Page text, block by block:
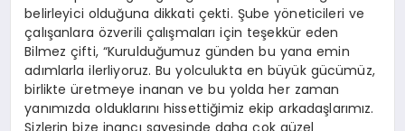
belirleyici olduğuna dikkati çekti. Şube yöneticileri ve
çalışanlara özverili çalışmaları için teşekkür eden
Bilmez çifti, “Kurulduğumuz günden bu yana emin
adımlarla ilerliyoruz. Bu yolculukta en büyük gücümüz,
birlikte üretmeye inanan ve bu yolda her zaman
yanımızda olduklarını hissettiğimiz ekip arkadaşlarımız.